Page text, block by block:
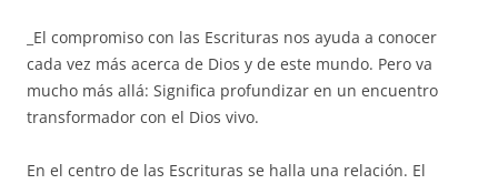
_El compromiso con las Escrituras nos ayuda a conocer
cada vez más acerca de Dios y de este mundo. Pero va
mucho más allá: Significa profundizar en un encuentro
transformador con el Dios vivo.
En el centro de las Escrituras se halla una relación. El